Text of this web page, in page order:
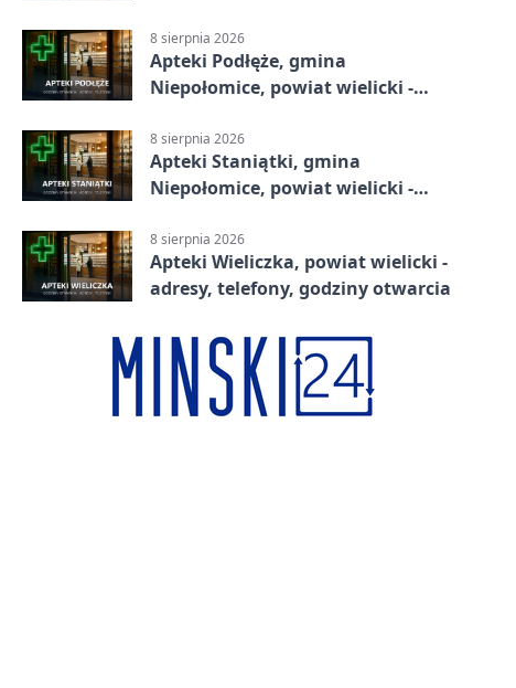
8 sierpnia 2026
Apteki Podłęże, gmina
Niepołomice, powiat wielicki -
8 sierpnia 2026
Apteki Staniątki, gmina
Niepołomice, powiat wielicki -
8 sierpnia 2026
Apteki Wieliczka, powiat wielicki -
adresy, telefony, godziny otwarcia